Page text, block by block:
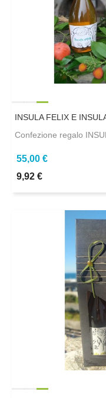
INSULA FELIX E
Confezione regalo
55,00 €
9,92 €